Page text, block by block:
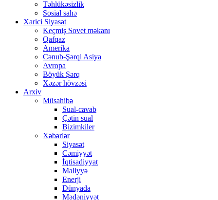
Təhlükəsizlik
Sosial sahə
Xarici Siyasət
Keçmiş Sovet məkanı
Qafqaz
Amerika
Cənub-Şərqi Asiya
Avropa
Böyük Şərq
Xəzər hövzəsi
Arxiv
Müsahibə
Sual-cavab
Çətin sual
Bizimkiler
Xəbərlər
Siyasət
Cəmiyyət
İqtisadiyyat
Maliyyə
Enerji
Dünyada
Mədəniyyət